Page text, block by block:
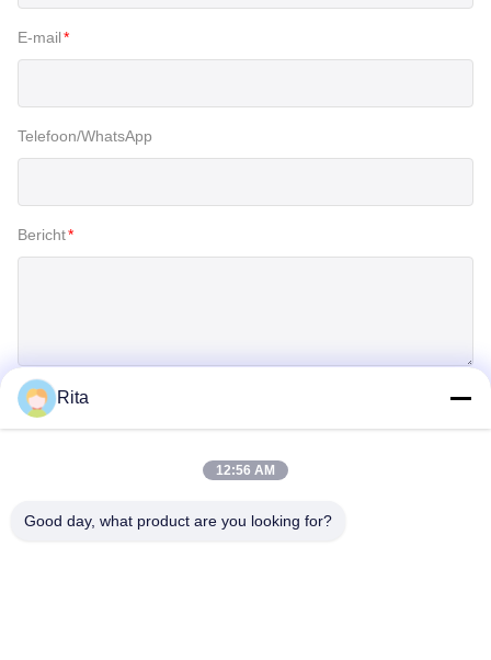
E-mail*
Telefoon/WhatsApp
Bericht*
Rita
12:56 AM
Good day, what product are you looking for?